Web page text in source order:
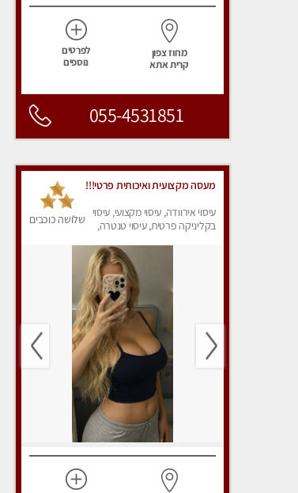
מחוז צפון
קרית אתא
לפרטים
נוספים
055-4531851
מעסה מקצועית ואיכותית פרטי!!!
עיסוי אירוודה, עיסוי מקצועי, עיסוי
בקליניקה פרטית, עיסוי טנטרה,
שלושה כוכבים